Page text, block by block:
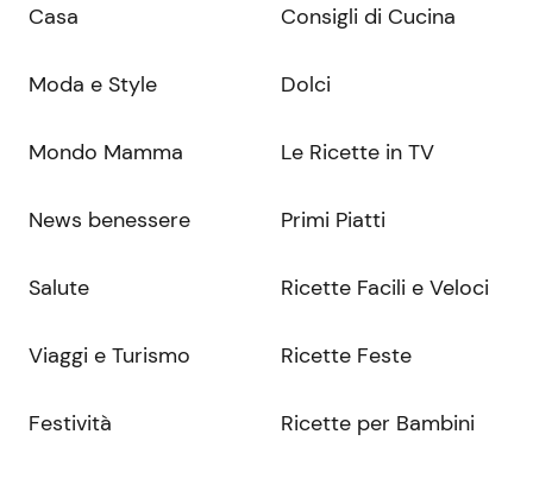
Casa
Moda e Style
Mondo Mamma
News benessere
Salute
Viaggi e Turismo
Festività
Consigli di Cucina
Dolci
Le Ricette in TV
Primi Piatti
Ricette Facili e Veloci
Ricette Feste
Ricette per Bambini